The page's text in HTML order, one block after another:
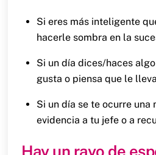
Si eres más inteligente
hacerle sombra en la
Si un día dices/haces
gusta o piensa que le
Si un día se te ocurre una
evidencia a tu jefe o a